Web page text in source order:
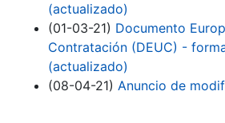
(actualizado)
(01-03-21) Documento
Contratación (DEUC) -
(actualizado)
(08-04-21) Anuncio de